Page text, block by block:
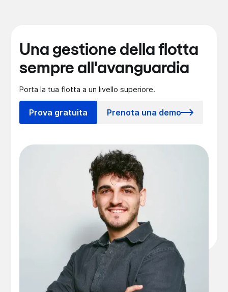
Una gestione della flotta
sempre all'avanguardia
Porta la tua flotta a un livello superiore.
Prova gratuita Prenota una demo